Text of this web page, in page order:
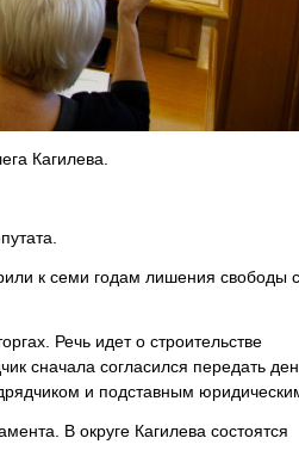
Кагилева.
к семи годам лишения свободы с
Речь идет о строительстве
сначала согласился передать
и подставным
В округе Кагилева состоятся